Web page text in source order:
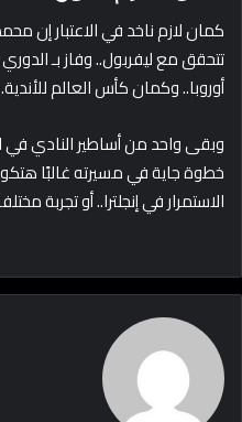
كمان لازم ناخد في الاعتبار إن
تتحقق مع ليفربول.. وفاز بـ
أوروبا.. وكمان كأس العالم للأندية.
وبقى واحد من أساطير النادي
خطوة جاية في مسيرته غالبًا
الاستمرار في إنجلترا.. أو تجربة